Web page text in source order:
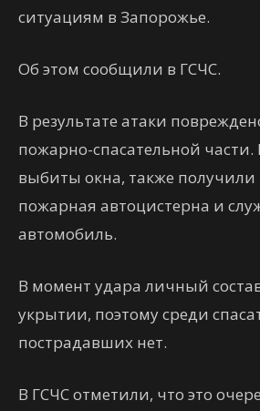
ситуациям в Запорожье.
Об этом сообщили в ГСЧС.
В результате атаки
пожарно-спасательной
выбиты окна, также
пожарная автоцистерна и
автомобиль.
В момент удара личный
укрытии, поэтому среди
пострадавших нет.
В ГСЧС отметили, что это